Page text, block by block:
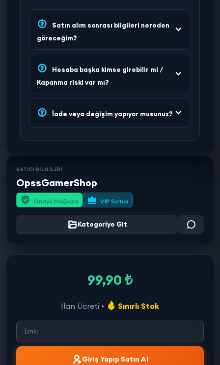
Satın alım sonrası bilgileri nereden
göreceğim?
Hesaba başka kimse girebilir mi /
Kapanma riski var mı?
İade veya değişim yapıyor musunuz?
SATICI BİLGİLERİ
OpssGamerShop
Onaylı Mağaza VIP Satıcı
Kategoriye Git
99,90 ₺
İlan Ücreti • Sınırlı Stok
Giriş Yapıp Satın Al